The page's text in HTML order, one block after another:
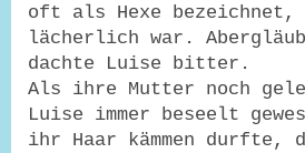
oft als Hexe bezeichnet,
lächerlich war.
dachte Luise bitter.
Als ihre Mutter noch
Luise immer beseelt
ihr Haar kämmen durfte,